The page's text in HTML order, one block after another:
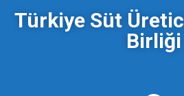
Türkiye Süt
Birliği